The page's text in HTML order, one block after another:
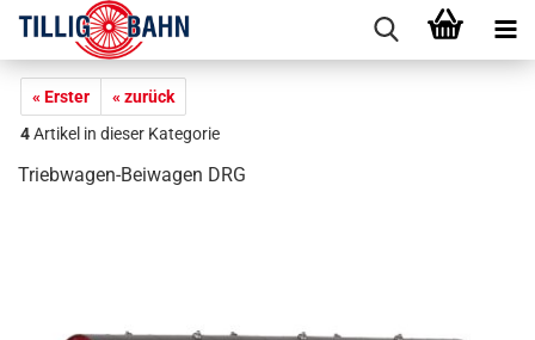
« Erster
« zurück
4Artikel in dieser Kategorie
Triebwagen-Beiwagen DRG